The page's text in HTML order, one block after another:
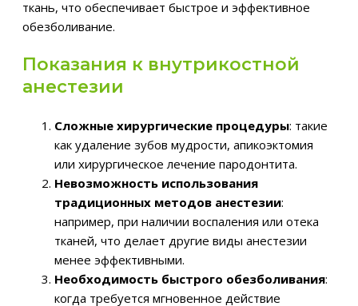
ткань, что обеспечивает быстрое и эффективное
обезболивание.
Показания к внутрикостной
анестезии
Сложные хирургические процедуры: такие
как удаление зубов мудрости, апикоэктомия
или хирургическое лечение пародонтита.
Невозможность использования
традиционных методов анестезии:
например, при наличии воспаления или отека
тканей, что делает другие виды анестезии
менее эффективными.
Необходимость быстрого обезболивания:
когда требуется мгновенное действие